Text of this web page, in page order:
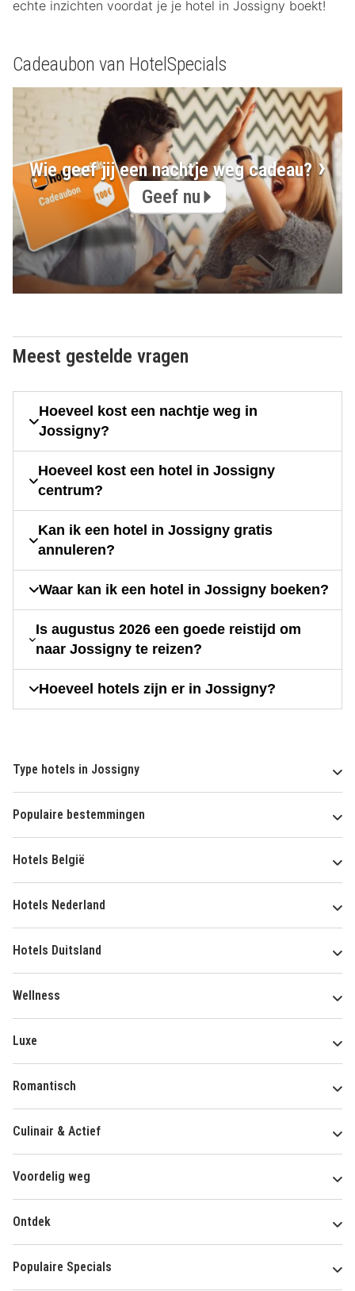
echte inzichten voordat je je hotel in Jossigny boekt!
Cadeaubon van HotelSpecials
Wie geef jij een nachtje weg cadeau?
Geef nu
Meest gestelde vragen
Hoeveel kost een nachtje weg in
Jossigny?
Hoeveel kost een hotel in Jossigny
centrum?
Kan ik een hotel in Jossigny gratis
annuleren?
Waar kan ik een hotel in Jossigny boeken?
Is augustus 2026 een goede reistijd om
naar Jossigny te reizen?
Hoeveel hotels zijn er in Jossigny?
Type hotels in Jossigny
Populaire bestemmingen
Hotels België
Hotels Nederland
Hotels Duitsland
Wellness
Luxe
Romantisch
Culinair & Actief
Voordelig weg
Ontdek
Populaire Specials